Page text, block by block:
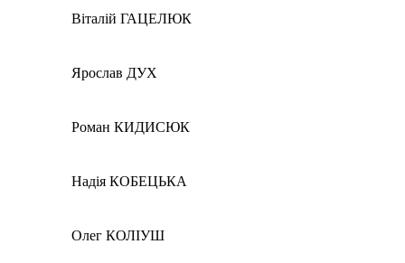
Віталій ГАЦЕЛЮК
Ярослав ДУХ
Роман КИДИСЮК
Надія КОБЕЦЬКА
Олег КОЛІУШ